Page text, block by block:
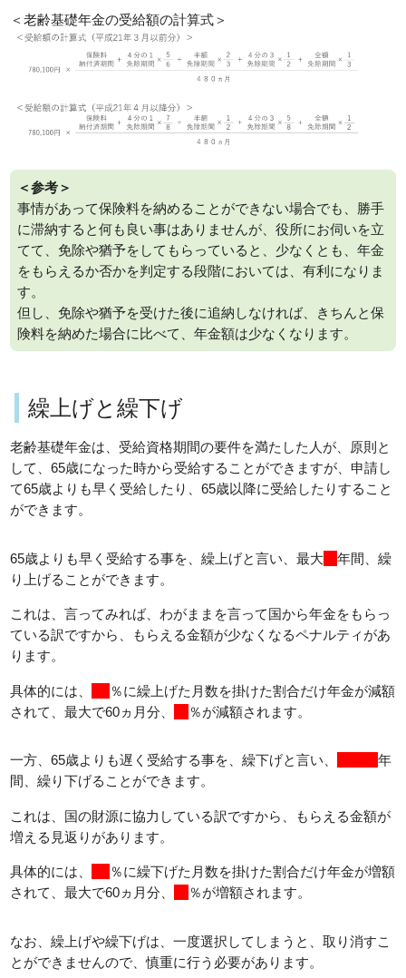
＜老齢基礎年金の受給額の計算式＞
＜参考＞
事情があって保険料を納めることができない場合でも、勝手
に滞納すると何も良い事はありませんが、役所にお伺いを立
てて、免除や猶予をしてもらっていると、少なくとも、年金
をもらえるか否かを判定する段階においては、有利になりま
す。
但し、免除や猶予を受けた後に追納しなければ、きちんと保
険料を納めた場合に比べて、年金額は少なくなります。
繰上げと繰下げ
老齢基礎年金は、受給資格期間の要件を満たした人が、原則と
して、65歳になった時から受給することができますが、申請し
て65歳よりも早く受給したり、65歳以降に受給したりすること
ができます。
65歳よりも早く受給する事を、繰上げと言い、最大 ５年間、繰
り上げることができます。
これは、言ってみれば、わがままを言って国から年金をもらっ
ている訳ですから、もらえる金額が少なくなるペナルティがあ
ります。
具体的には、
％に繰上げた月数を掛けた割合だけ年金が減額
されて、最大で60ヵ月分、
％が減額されます。
一方、65歳よりも遅く受給する事を、繰下げと言い、 最大５年
間、繰り下げることができます。
これは、国の財源に協力している訳ですから、もらえる金額が
増える見返りがあります。
具体的には、
％に繰下げた月数を掛けた割合だけ年金が増額
されて、最大で60ヵ月分、
％が増額されます。
なお、繰上げや繰下げは、一度選択してしまうと、取り消すこ
とができませんので、慎重に行う必要があります。